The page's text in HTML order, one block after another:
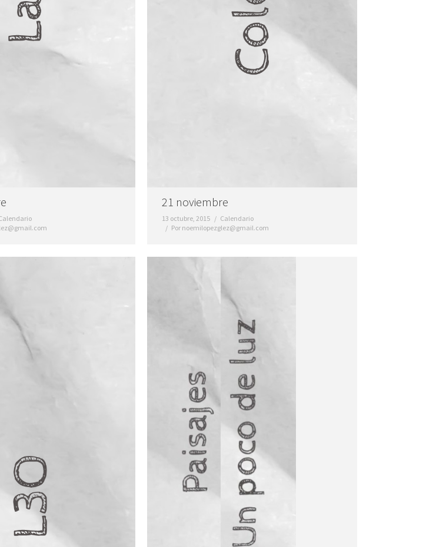
21 noviembre
13 octubre, 2015
Calendario
Por noemilopezglez@gmail.com